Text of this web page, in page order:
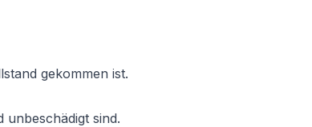
gekommen ist.
unbeschädigt sind.